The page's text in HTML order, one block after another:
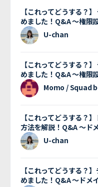
【これってどうする？
めました！Q&A 〜権限
U-chan
【これってどうする？
めました！Q&A 〜権限
Momo / Squad
【これってどうする？
方法を解説！Q&A 〜ド
U-chan
【これってどうする？
めました！Q&A 〜ドメ